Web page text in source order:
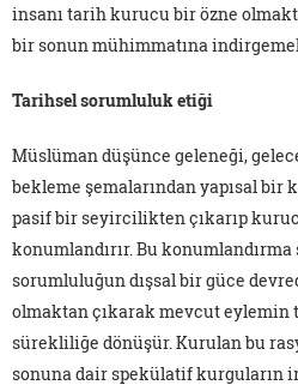
insanı tarih kurucu bir özne
bir sonun mühimmatına
Tarihsel sorumluluk etiği
Müslüman düşünce geleneği,
bekleme şemalarından yapısal bir
pasif bir seyircilikten çıkarıp
konumlandırır. Bu
sorumluluğun dışsal bir güce
olmaktan çıkarak mevcut eylemin
sürekliliğe dönüşür. Kurulan bu
sonuna dair spekülatif kurguların